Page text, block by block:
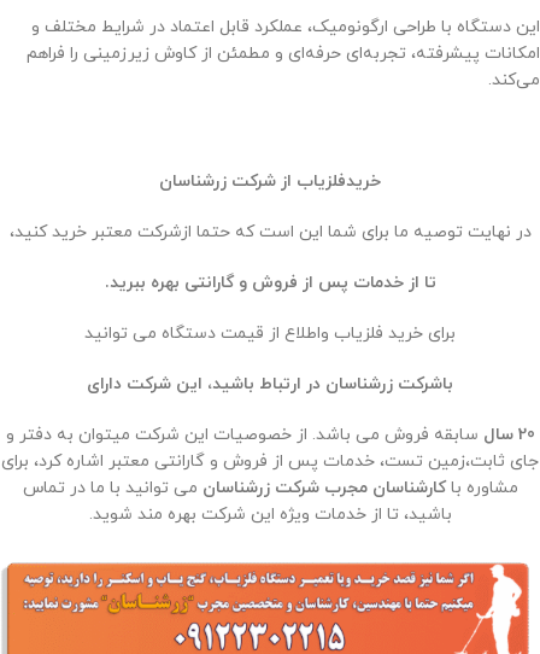
این دستگاه با طراحی ارگونومیک، عملکرد قابل اعتماد در شرایط مختلف و
امکانات پیشرفته، تجربه‌ای حرفه‌ای و مطمئن از کاوش زیرزمینی را فراهم
می‌کند.
خریدفلزیاب از شرکت زرشناسان
در نهایت توصیه ما برای شما این است که حتما ازشرکت معتبر خرید کنید،
تا از خدمات پس از فروش و گارانتی بهره ببرید.
برای خرید فلزیاب واطلاع از قیمت دستگاه می توانید
باشرکت زرشناسان در ارتباط باشید، این شرکت دارای
20 سال
سابقه فروش می باشد. از خصوصیات این شرکت میتوان به دفتر و
جای ثابت،زمین تست، خدمات پس از فروش و گارانتی معتبر اشاره کرد، برای
مشاوره باکارشناسان مجرب شرکت زرشناسان می توانید با ما در تماس
باشید، تا از خدمات ویژه این شرکت بهره مند شوید.